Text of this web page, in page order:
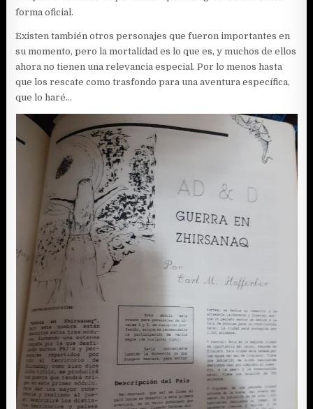
forma oficial.
Existen también otros personajes que fueron importantes en
su momento, pero la mortalidad es lo que es, y muchos de ellos
ahora no tienen una relevancia especial. Por lo menos hasta
que los rescate como trasfondo para una aventura específica,
que lo haré…